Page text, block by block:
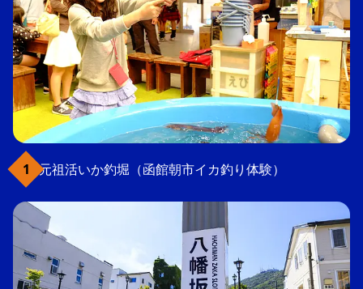
元祖活いか釣堀（函館朝市イカ釣り体験）